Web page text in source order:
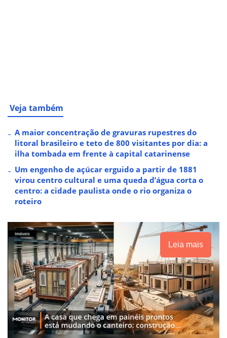
Veja também
A maior concentração de gravuras rupestres do
litoral brasileiro e teto de 800 visitantes por dia: a
ilha tombada em frente à capital catarinense
Um engenho de açúcar erguido a partir de 1881
virou centro cultural e uma queda d’água corta o
centro: a cidade paulista onde o rio organiza o
roteiro
Leia mais